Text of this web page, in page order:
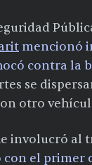
mencionó
contra la
se
otro
involucró al
el primer